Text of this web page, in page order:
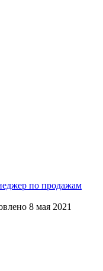
по продажам
8 мая 2021